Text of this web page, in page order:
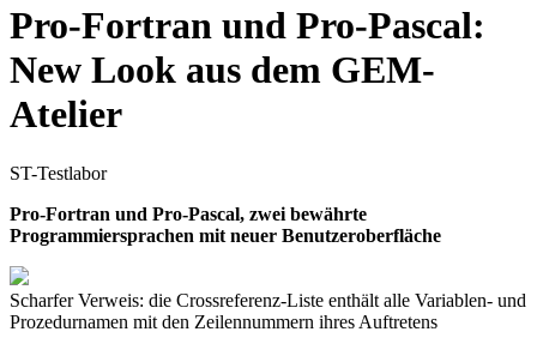
Pro-Fortran und Pro-Pascal:
New Look aus dem GEM-
Atelier
ST-Testlabor
Pro-Fortran und Pro-Pascal, zwei bewährte
Programmiersprachen mit neuer Benutzeroberfläche
Scharfer Verweis: die Crossreferenz-Liste enthält alle Variablen- und
Prozedurnamen mit den Zeilennummern ihres Auftretens